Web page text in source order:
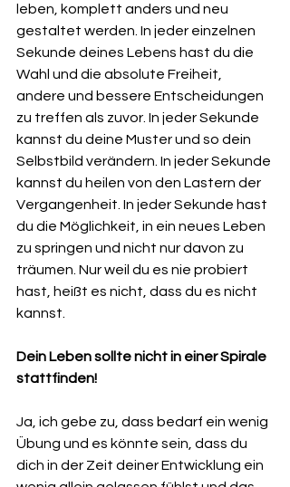
leben, komplett anders und neu
gestaltet werden. In jeder einzelnen
Sekunde deines Lebens hast du die
Wahl und die absolute Freiheit,
andere und bessere Entscheidungen
zu treffen als zuvor. In jeder Sekunde
kannst du deine Muster und so dein
Selbstbild verändern. In jeder Sekunde
kannst du heilen von den Lastern der
Vergangenheit. In jeder Sekunde hast
du die Möglichkeit, in ein neues Leben
zu springen und nicht nur davon zu
träumen. Nur weil du es nie probiert
hast, heißt es nicht, dass du es nicht
kannst.
Dein Leben sollte nicht in einer Spirale
stattfinden!
Ja, ich gebe zu, dass bedarf ein wenig
Übung und es könnte sein, dass du
dich in der Zeit deiner Entwicklung ein